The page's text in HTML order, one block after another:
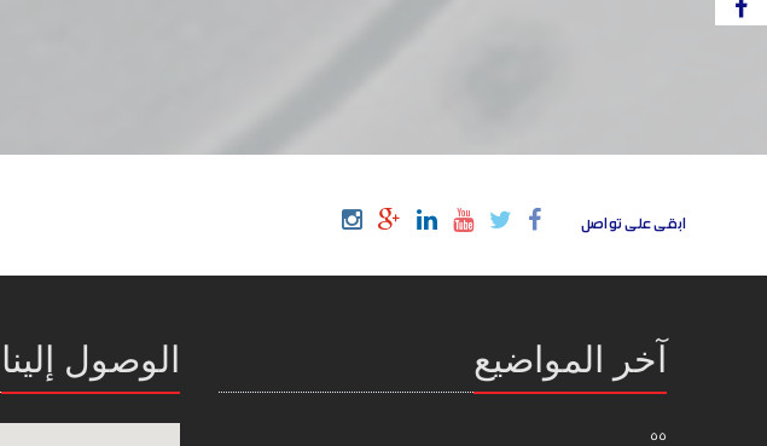
ابقى على تواصل
آخر المواضيع
55
الوصول إلينا